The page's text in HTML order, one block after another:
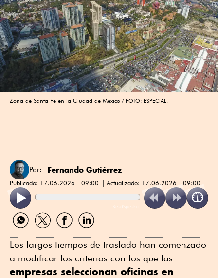
Zona de Santa Fe en la Ciudad de México FOTO: ESPECIAL.
Por: Fernando Gutiérrez
Publicado: 17.06.2026 - 09:00 Actualizado: 17.06.2026 - 09:00
ReadSpeaker
Compartir
por
Compartir
por
Compartir
por
Compartir
por
Los largos tiempos de traslado han comenzado
a modificar los criterios con los que las
empresas seleccionan oficinas en